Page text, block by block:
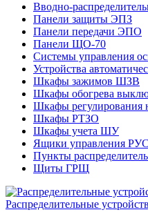
Вводно-
Панели защиты ЭПЗ
Панели передачи ЭПО
Панели ЩО-70
Системы управления
Устройства
Шкафы зажимов ШЗВ
Шкафы обогрева
Шкафы
Шкафы РТЗО
Шкафы учета ШУ
Ящики управления
Пункты
Щиты ГРЩ
Распределительные